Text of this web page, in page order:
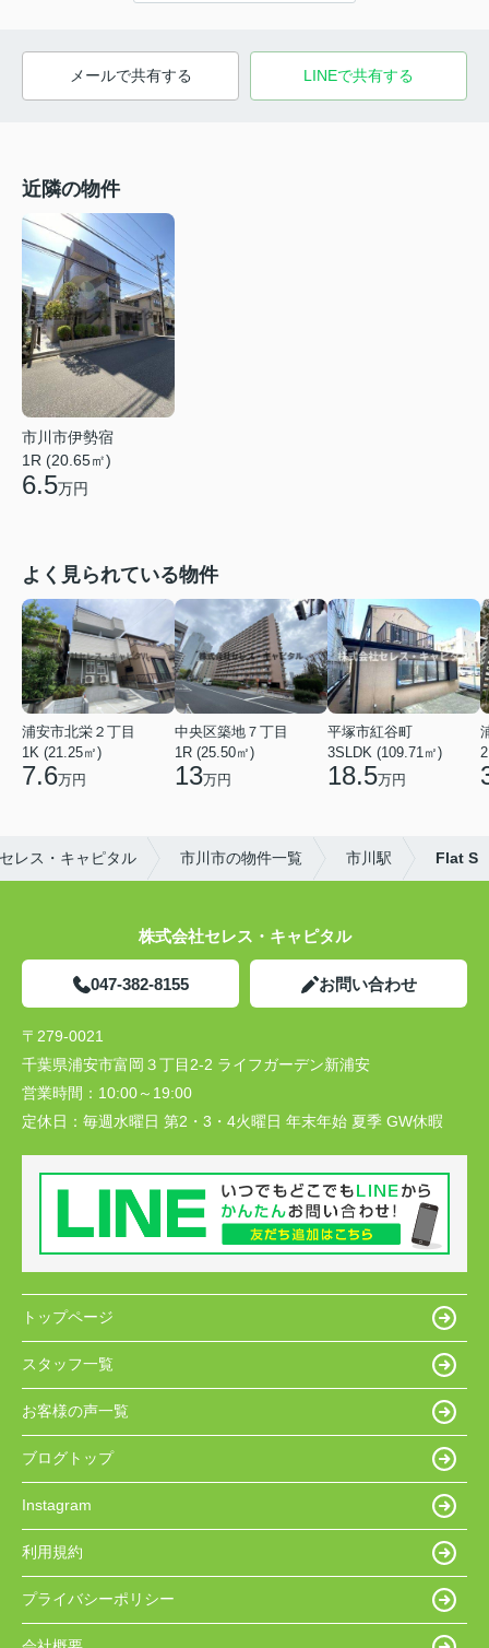
メールで共有する LINEで共有する
近隣の物件
市川市伊勢宿
1R (20.65㎡)
6.5万円
よく見られている物件
浦安市北栄２丁目
1K (21.25㎡)
7.6万円
中央区築地７丁目
1R (25.50㎡)
13万円
平塚市紅谷町
3SLDK (109.71㎡)
18.5万円
レス・キャピタル 市川市の物件一覧 市川駅 Flat S
株式会社セレス・キャピタル
047-382-8155 お問い合わせ
〒279-0021
千葉県浦安市富岡３丁目2-2 ライフガーデン新浦安
営業時間： 10:00～19:00
定休日： 毎週水曜日 第2・3・4火曜日 年末年始 夏季 GW休暇
トップページ
スタッフ一覧
お客様の声一覧
ブログトップ
Instagram
利用規約
プライバシーポリシー